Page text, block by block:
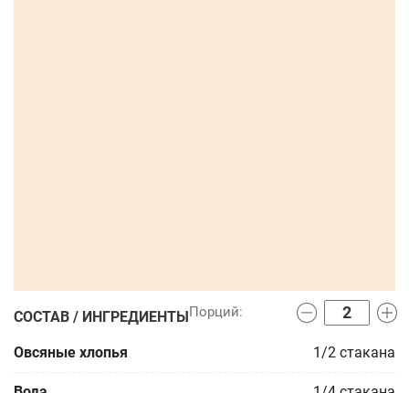
СОСТАВ / ИНГРЕДИЕНТЫ
Овсяные хлопья 1/2 стакана